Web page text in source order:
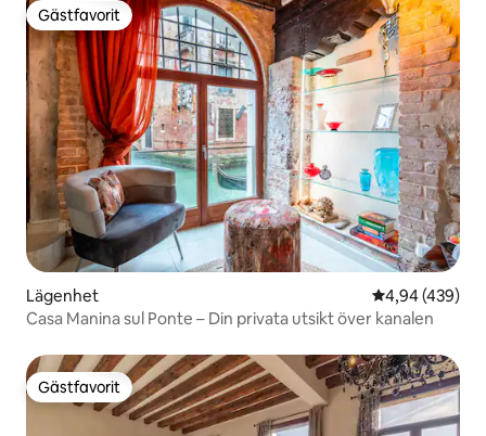
Gästfavorit
Gästfavorit
Lägenhet 4,94 av 5 i
4,94 (439)
Casa Manina sul Ponte – Din privata utsikt över kanalen
Gästfavorit
Gästfavorit